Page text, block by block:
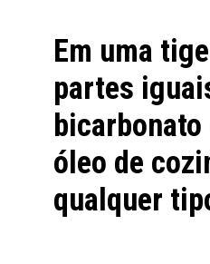
Em uma
óleo de
qualquer